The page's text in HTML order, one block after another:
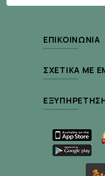
ΕΠΙΚΟΙΝΩΝΊΑ
ΣΧΕΤΙΚΆ ΜΕ